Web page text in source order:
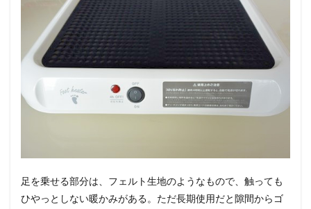
足を乗せる部分は、フェルト生地のようなもので、触っても
ひやっとしない暖かみがある。ただ長期使用だと隙間からゴ